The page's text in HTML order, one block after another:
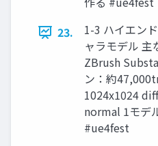
23.
1-3 ハイエン
ャラモデル 主
ZBrush
ン：約
1024x1024
normal 1モデ
#ue4fest